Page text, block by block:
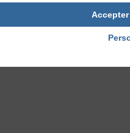
et douloureuses,
de la pulpe des doigts,